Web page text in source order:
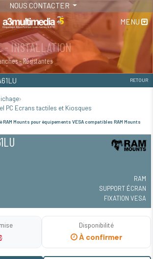
NOUS CONTACTER
MENU
- INSTALLATION
- Résistantes
RETOUR
PC Ecrans tactiles et Kiosques
Mounts pour équipements VESA compatibles RAM Mounts
RAM
SUPPORT ÉCRAN
FIXATION VESA
Disponibilité
À confirmer